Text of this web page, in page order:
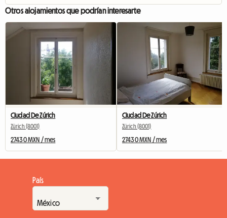
Otros alojamientos que podrían interesarte
Ciudad De Zúrich
Zürich (8001)
27430 MXN / mes
Ciudad De Zúrich
Zürich (8001)
27430 MXN / mes
País